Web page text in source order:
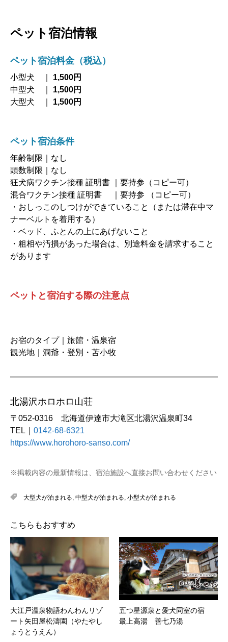
ペット宿泊情報
ペット宿泊料金（税込）
小型犬 ｜ 1,500円
中型犬 ｜ 1,500円
大型犬 ｜ 1,500円
ペット宿泊条件
年齢制限｜なし
頭数制限｜なし
狂犬病ワクチン接種 証明書 ｜要持参（コピー可）
混合ワクチン接種 証明書 ｜要持参 （コピー可）
・おしっこのしつけができていること（または滞在中マ
ナーベルトを着用する）
・ベッド、ふとんの上にあげないこと
・粗相や汚損があった場合は、別途料金を請求すること
があります
ペットと宿泊する際の注意点
お宿のタイプ｜旅館・温泉宿
観光地｜洞爺・登別・苫小牧
北湯沢ホロホロ山荘
〒052-0316 北海道伊達市大滝区北湯沢温泉町34
TEL｜ 0142-68-6321
https://www.horohoro-sanso.com/
※掲載内容の最新情報は、宿泊施設へ直接お問い合わせください
大型犬が泊まれる 中型犬が泊まれる 小型犬が泊まれる
こちらもおすすめ
大江戸温泉物語わんわんリゾ
ート矢田屋松濤園（やたやし
ょうとうえん）
五つ星源泉と愛犬同室の宿
最上高湯 善七乃湯